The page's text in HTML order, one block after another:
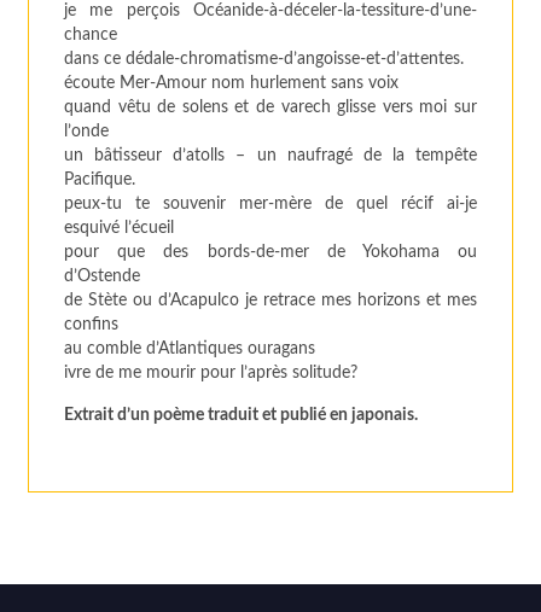
je me perçois Océanide-à-déceler-la-tessiture-d’une-
chance
dans ce dédale-chromatisme-d’angoisse-et-d’attentes.
écoute Mer-Amour nom hurlement sans voix
quand vêtu de solens et de varech glisse vers moi sur
l’onde
un bâtisseur d’atolls – un naufragé de la tempête
Pacifique.
peux-tu te souvenir mer-mère de quel récif ai-je
esquivé l’écueil
pour que des bords-de-mer de Yokohama ou
d’Ostende
de Stète ou d’Acapulco je retrace mes horizons et mes
confins
au comble d’Atlantiques ouragans
ivre de me mourir pour l’après solitude?
Extrait d’un poème traduit et publié en japonais.